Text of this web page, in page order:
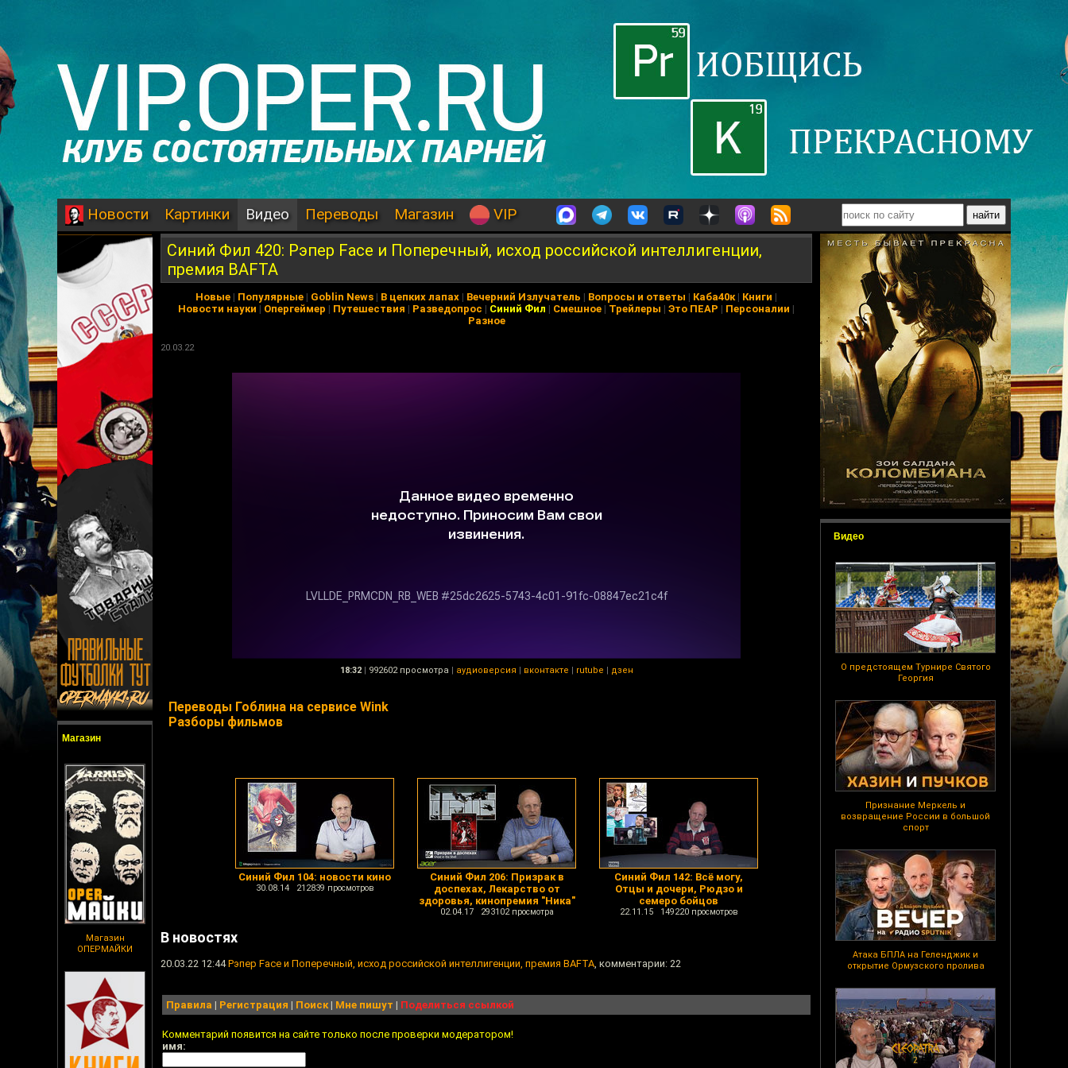
Новости Картинки Видео Переводы Магазин VIP
Магазин
Магазин
ОПЕРМАЙКИ
Видео
О предстоящем Турнире Святого
Георгия
Признание Меркель и
возвращение России в большой
спорт
Атака БПЛА на Геленджик и
открытие Ормузского пролива
Синий Фил 420: Рэпер Face и Поперечный, исход российской интеллигенции,
премия BAFTA
Новые | Популярные | Goblin News | В цепких лапах | Вечерний Излучатель | Вопросы и ответы | Каба40к| Книги |
Новости науки | Опергеймер | Путешествия | Разведопрос | Синий Фил | Смешное | Трейлеры | Это ПЕАР | Персоналии |
Разное
20.03.22
18:32 | 992602 просмотра | аудиоверсия | вконтакте | rutube | дзен
Переводы Гоблина на сервисе Wink
Разборы фильмов
Синий Фил 104: новости кино
30.08.14 212839 просмотров
Синий Фил 206: Призрак в
доспехах, Лекарство от
здоровья, кинопремия "Ника"
02.04.17 293102 просмотра
Синий Фил 142: Всё могу,
Отцы и дочери, Рюдзо и
семеро бойцов
22.11.15 149220 просмотров
В новостях
20.03.22 12:44Рэпер Face и Поперечный, исход российской интеллигенции, премия BAFTA, комментарии: 22
Правила | Регистрация | Поиск| Мне пишут | Поделиться ссылкой
Комментарий появится на сайте только после проверки модератором!
имя: